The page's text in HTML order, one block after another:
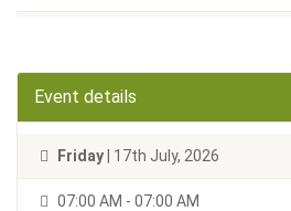
Event details
Friday | 17th July, 2026
07:00 AM - 07:00 AM